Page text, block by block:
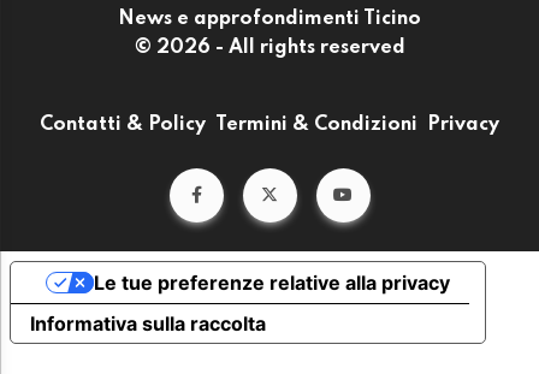
News e approfondimenti Ticino
© 2026 - All rights reserved
Contatti & Policy Termini & Condizioni Privacy
Informativa sulla raccolta
Le tue preferenze relative alla privacy